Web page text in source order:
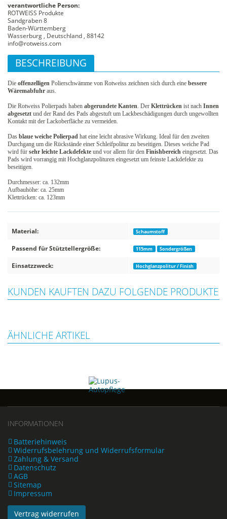
verantwortliche Person:
ROTWEISS Produkte
Sandgraben 8
Baden-Württemberg
Wasserburg , Deutschland , 88142
info@rotweiss.com
BESCHREIBUNG
Die offenzelligen Polierschwämme von Rotweiss zeichnen sich durch eine bessere
Wäremabfuhr aus.
Die Rotweiss Polierpads haben abgerundete Kanten . Der Klettrücken ist nach Innen
abgesetzt und der Rand des Pads abgestuft um Lackbeschädigungen durch ungewollten
Kontakt mit der Lackoberfläche zu vermeiden.
Das blaue weiche Polierpad hat eine leicht abrasive Wirkung. Ideal für den zweiten
Durchgang um die Rückstände einer Schleifpolitur zu beseitigen. Dieses weiche Pad
wird für sehr leichte Lackdefekte und vor allem für den Finishbereich eingesetzt. Das
Pads wird vorrangig mit Hochglanzpolituren eingesetzt um feinste Lackdefekte zu
beseitigen.
Durchmesser: ca. 132mm
Aufbauhöhe: ca. 25mm
Klettrücken: ca. 123mm
Material: Schaumstoff
Passend für Stütztellergröße: 115mm Sondergrößen
Einsatzzweck: Hochglanzpolitur / Finish
KUNDEN KAUFTEN DAZU FOLGENDE PRODUKTE
ÄHNLICHE ARTIKEL
INFORMATIONEN
Batteriehinweis
Widerrufsbelehrung und Widerrufsformular
Zahlung & Versand
Datenschutz
AGB
Sitemap
Impressum
Vertrag widerrufen